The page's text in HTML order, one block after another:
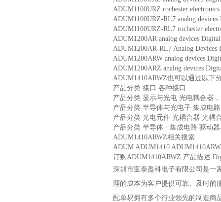
ADUM1100URZ rochester electronics
ADUM1100URZ-RL7 analog
ADUM1100URZ-RL7 rochester
ADUM1200AR analog devices
ADUM1200AR-RL7 Analog
ADUM1200ARW analog devices
ADUM1200ARZ analog devices
ADUM1410ARWZ也可以通过以下
产品分类 接口 各种接口
产品分类 显示与光电 光电耦合器
产品分类 半导体与光电子 集成电
产品分类 光电元件 光耦合器 光耦
产品分类 半导体 - 集成电路 驱动
ADUM1410ARWZ相关搜索
ADUM ADUM1410
订购ADUM1410ARWZ.产品描述
深圳市亚泰盈科电子有限公司是一
理的成本为客户提供可靠、及时的
配单易拥有多个行业领先的制造商